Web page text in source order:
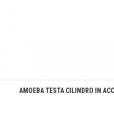
AMOEBA TESTA CILINDRO IN